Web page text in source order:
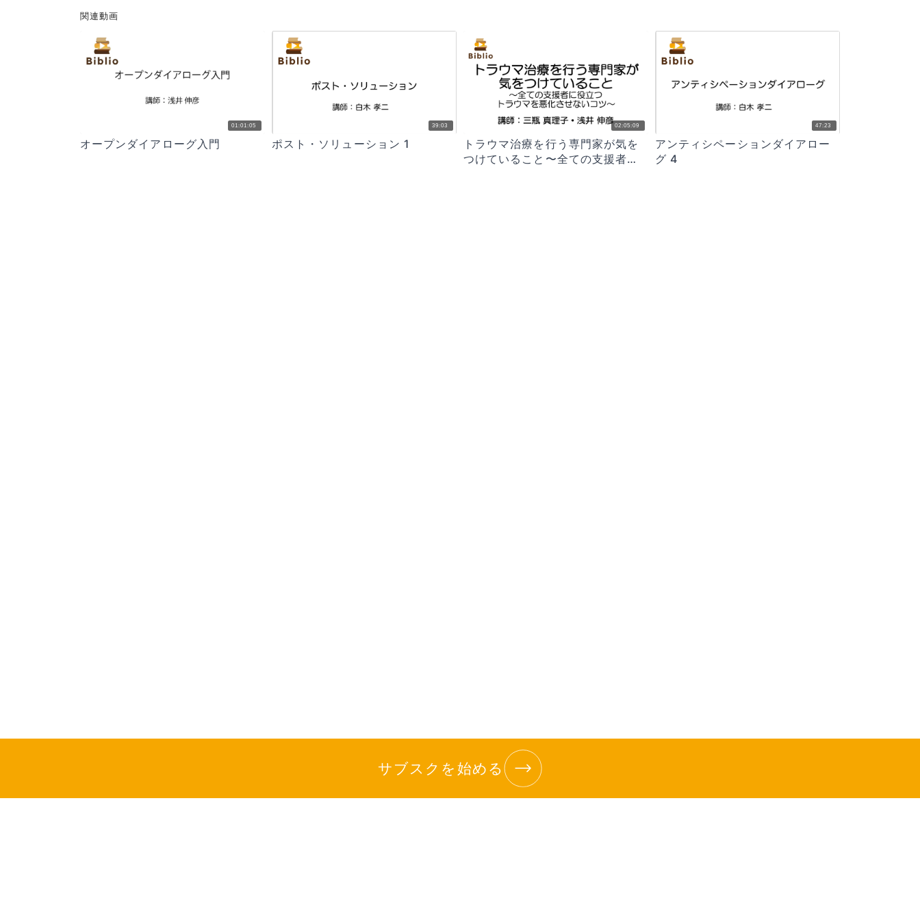
関連動画
01:01:05
オープンダイアローグ入門
39:03
ポスト・ソリューション 1
02:05:09
トラウマ治療を行う専門家が気を
つけていること〜全ての支援者に
47:23
アンティシペーションダイアロー
グ 4
サブスクを始める